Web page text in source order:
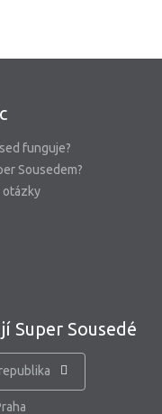
funguje?
Sousedem?
otázky
Super Sousedé